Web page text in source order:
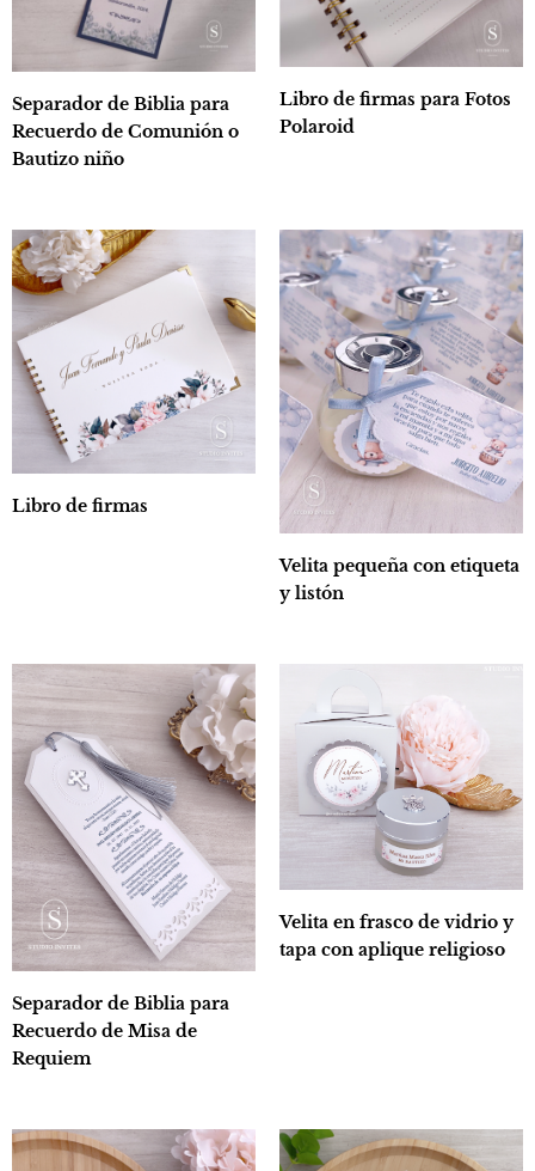
Separador de Biblia para
Recuerdo de Comunión o
Bautizo niño
Libro de firmas para Fotos
Polaroid
Libro de firmas
Velita pequeña con etiqueta
y listón
Separador de Biblia para
Recuerdo de Misa de
Requiem
Velita en frasco de vidrio y
tapa con aplique religioso